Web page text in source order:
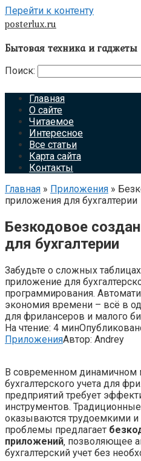
Перейти к контенту
posterlux.ru
Бытовая техника и гаджеты
Поиск:
Главная
О сайте
Читаемое
Интересное
Все статьи
Карта сайта
Контакты
Главная » Приложения »
приложения для бухгалтерии
Безкодовое
для бухгалтерии
Забудьте о сложных
приложение для
программирования.
экономия времени – всё в
для фрилансеров и малого
На чтение: 4 мин
ПриложенияАвтор: Andrey
В современном динамичном
бухгалтерского учета для
предприятий требует
инструментов.
оказываются трудоемкими
проблемы предлагает
приложений‚ позволяющее
бухгалтерский учет без